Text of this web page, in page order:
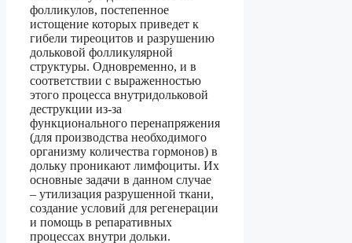
фолликулов, постепенное
истощение которых приведет к
гибели тиреоцитов и разрушению
дольковой фолликулярной
структуры. Одновременно, и в
соответствии с выраженностью
этого процесса внутридольковой
деструкции из-за
функционального перенапряжения
(для производства необходимого
организму количества гормонов) в
дольку проникают лимфоциты. Их
основные задачи в данном случае
– утилизация разрушенной ткани,
создание условий для регенерации
и помощь в репаративных
процессах внутри дольки.